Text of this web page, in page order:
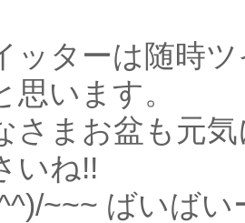
ッターは随時
思います。
さまお盆も元
いね!!
~~~ ばいばい